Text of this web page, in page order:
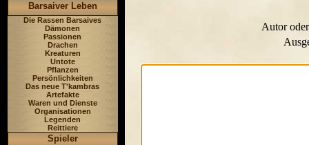
Barsaiver Leben
Die Rassen Barsaives
Dämonen
Passionen
Drachen
Kreaturen
Untote
Pflanzen
Persönlichkeiten
Das neue T'kambras
Artefakte
Waren und Dienste
Organisationen
Legenden
Reittiere
Spieler
Autor